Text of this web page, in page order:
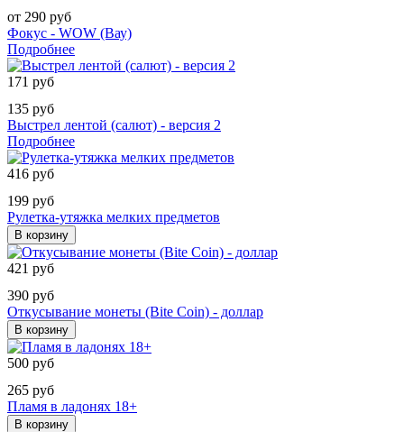
от 290 руб
Фокус - WOW (Вау)
Подробнее
171 руб
135 руб
Выстрел лентой (салют) - версия 2
Подробнее
416 руб
199 руб
Рулетка-утяжка мелких предметов
В корзину
421 руб
390 руб
Откусывание монеты (Bite Coin) - доллар
В корзину
500 руб
265 руб
Пламя в ладонях 18+
В корзину